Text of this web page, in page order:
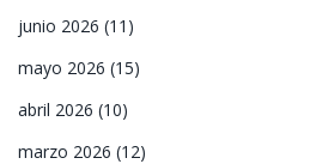
junio 2026 (11)
mayo 2026 (15)
abril 2026 (10)
marzo 2026 (12)